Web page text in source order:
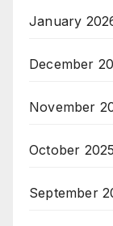
January
December
November
October 2025
September